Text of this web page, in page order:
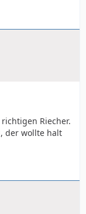
Riecher.
der wollte halt